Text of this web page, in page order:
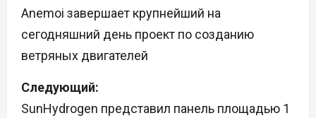
а
в
г
Anemoi завершает крупнейший на
сегодняшний день проект по созданию
ветряных двигателей
Следующий:
SunHydrogen представил панель площадью 1